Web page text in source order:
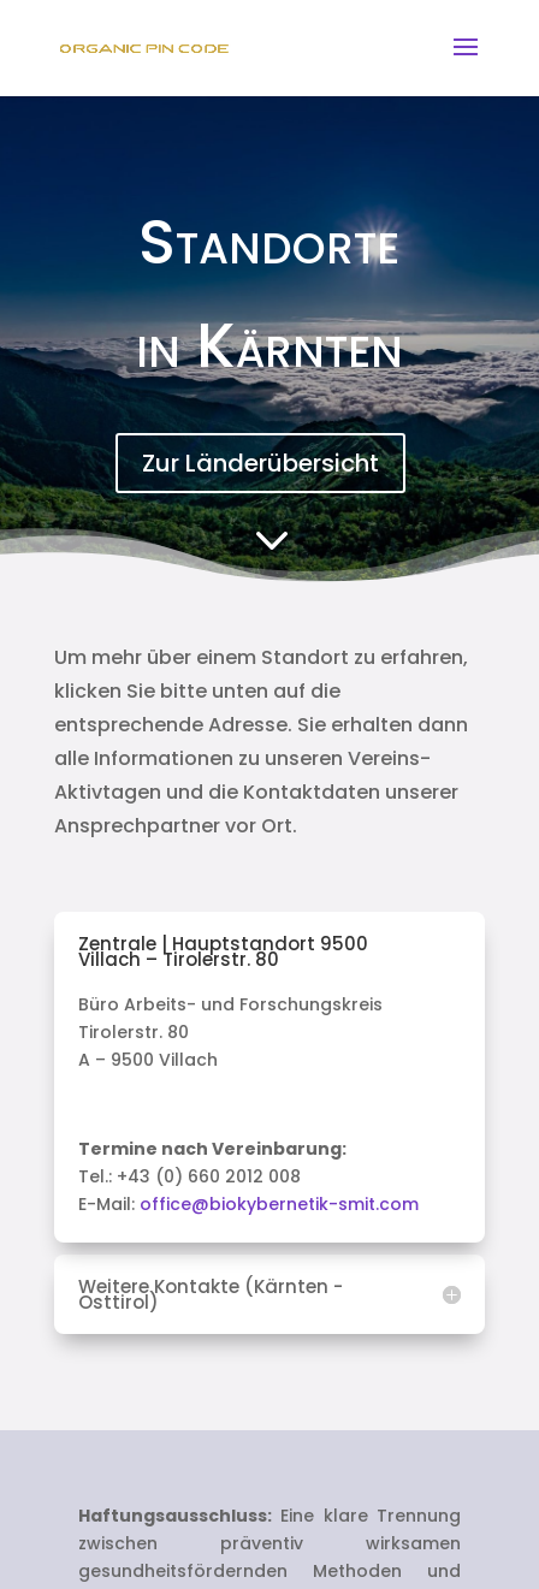
Standorte
in Kärnten
Zur Länderübersicht
3
Um mehr über einem Standort zu erfahren,
klicken Sie bitte unten auf die
entsprechende Adresse. Sie erhalten dann
alle Informationen zu unseren Vereins-
Aktivtagen und die Kontaktdaten unserer
Ansprechpartner vor Ort.
Zentrale | Hauptstandort 9500
Villach – Tirolerstr. 80
Büro Arbeits- und Forschungskreis
Tirolerstr. 80
A – 9500 Villach
Termine nach Vereinbarung:
Tel.: +43 (0) 660 2012 008
E-Mail: office@biokybernetik-smit.com
Weitere Kontakte (Kärnten -
Osttirol)
Haftungsausschluss:Eine klare Trennung
zwischen präventiv wirksamen
gesundheitsfördernden Methoden und